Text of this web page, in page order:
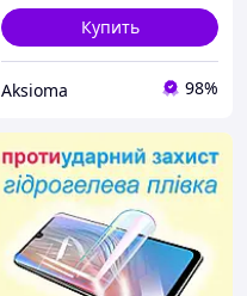
Купить
Aksioma 98%